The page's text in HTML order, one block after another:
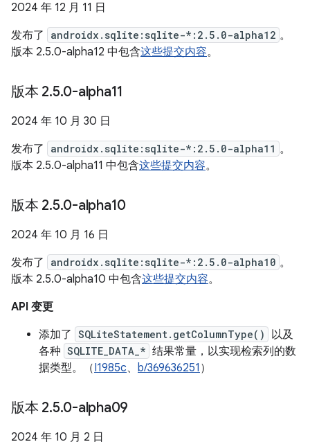
2024 年 12 月 11 日
发布了
androidx.sqlite:sqlite-*:2.5.0-alpha12 。
版本 2.5.0-alpha12 中包含这些提交内容。
版本 2.5.0-alpha11
2024 年 10 月 30 日
发布了
androidx.sqlite:sqlite-*:2.5.0-alpha11 。
版本 2.5.0-alpha11 中包含这些提交内容。
版本 2.5.0-alpha10
2024 年 10 月 16 日
发布了
androidx.sqlite:sqlite-*:2.5.0-alpha10 。
版本 2.5.0-alpha10 中包含这些提交内容。
API 变更
添加了 SQLiteStatement.getColumnType()
以及
各种 SQLITE_DATA_* 结果常量，以实现检索列的数
据类型。（I1985c、 b/369636251 ）
版本 2.5.0-alpha09
2024 年 10 月 2 日